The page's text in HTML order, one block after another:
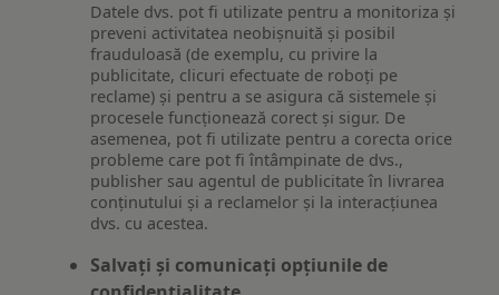
Datele dvs. pot fi utilizate pentru a monitoriza și
preveni activitatea neobișnuită și posibil
frauduloasă (de exemplu, cu privire la
publicitate, clicuri efectuate de roboți pe
reclame) și pentru a se asigura că sistemele și
procesele funcționează corect și sigur. De
asemenea, pot fi utilizate pentru a corecta orice
probleme care pot fi întâmpinate de dvs.,
publisher sau agentul de publicitate în livrarea
conținutului și a reclamelor și la interacțiunea
dvs. cu acestea.
Salvați și comunicați opțiunile de